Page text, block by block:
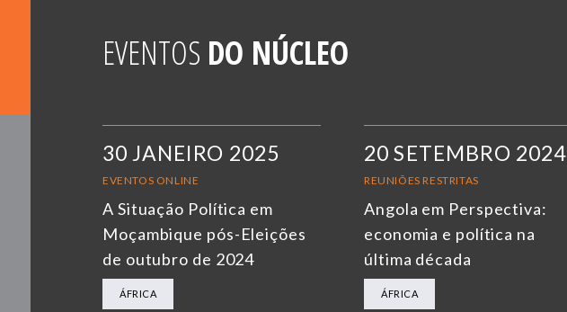
EVENTOS DO NÚCLEO
30 JANEIRO 2025
EVENTOS ONLINE
A Situação Política em
Moçambique pós-Eleições
de outubro de 2024
ÁFRICA
20 SETEMBRO 2024
REUNIÕES RESTRITAS
Angola em Perspectiva:
economia e política na
última década
ÁFRICA